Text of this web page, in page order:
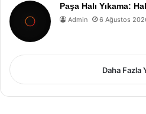
Paşa Halı Yıkama:
Admin 6 Ağustos
Daha Fazla